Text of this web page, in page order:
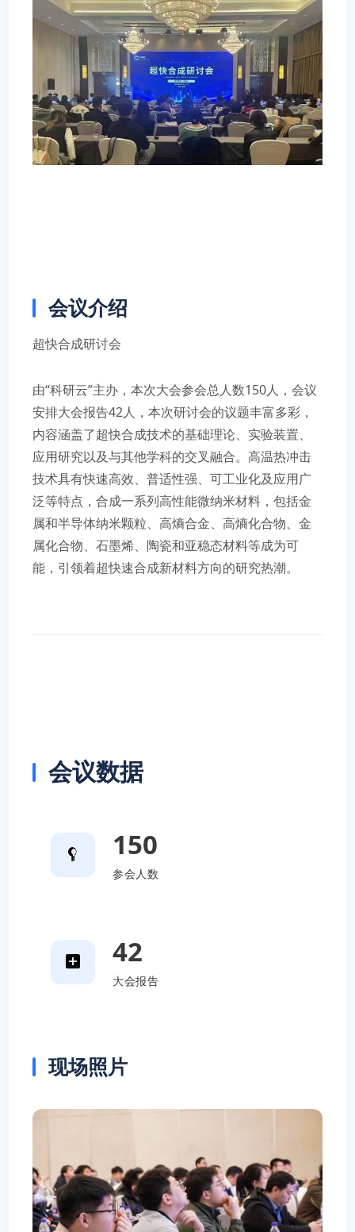
会议介绍
超快合成研讨会
由“科研云”主办，本次大会参会总人数150人，会议
安排大会报告42人，本次研讨会的议题丰富多彩，
内容涵盖了超快合成技术的基础理论、实验装置、
应用研究以及与其他学科的交叉融合。高温热冲击
技术具有快速高效、普适性强、可工业化及应用广
泛等特点，合成一系列高性能微纳米材料，包括金
属和半导体纳米颗粒、高熵合金、高熵化合物、金
属化合物、石墨烯、陶瓷和亚稳态材料等成为可
能，引领着超快速合成新材料方向的研究热潮。
会议数据
150
参会人数
42
大会报告
现场照片